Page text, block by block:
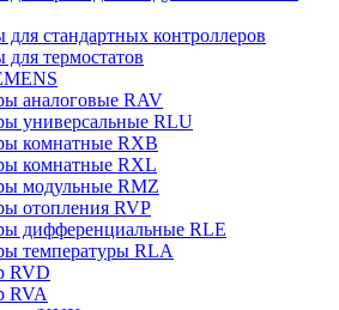
для стандартных контроллеров
для термостатов
аналоговые RAV
универсальные RLU
комнатные RXB
комнатные RXL
модульные RMZ
отопления RVP
дифференциальные RLE
температуры RLA
RVD
RVA